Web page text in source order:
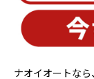
ナオイオートな